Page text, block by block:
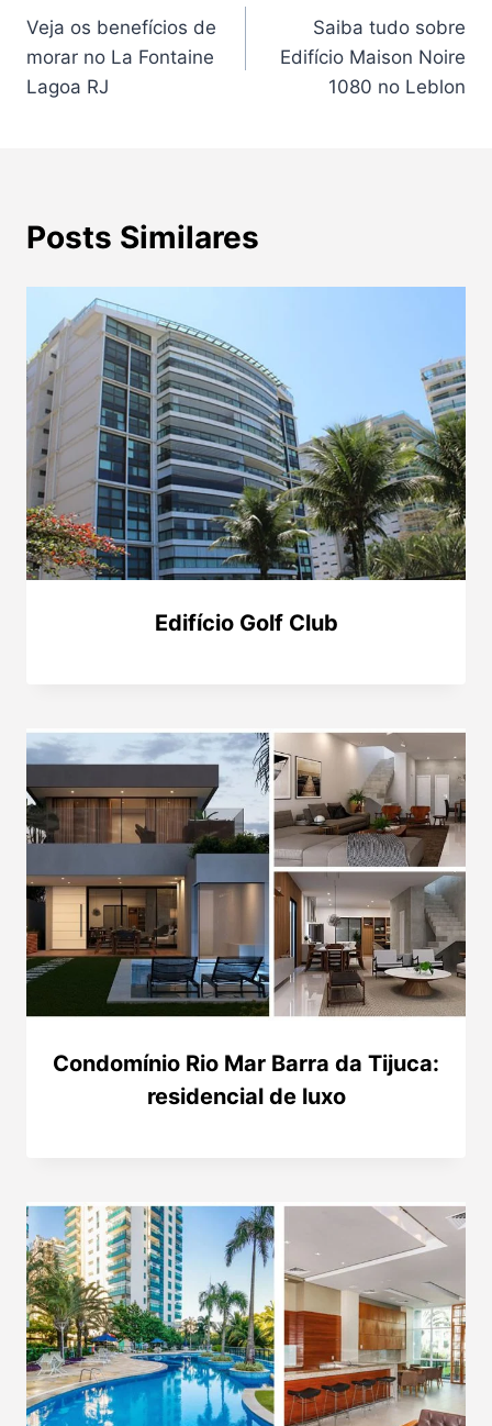
de
Post
Veja os benefícios de
morar no La Fontaine
Lagoa RJ
Saiba tudo sobre
Edifício Maison Noire
1080 no Leblon
Posts Similares
Edifício Golf Club
Condomínio Rio Mar Barra da Tijuca:
residencial de luxo